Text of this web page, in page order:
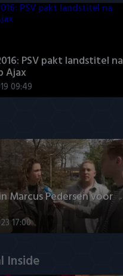
PSV pakt landstitel na
Ajax
09:49
Marcus Pedersen voor
17:00
Inside